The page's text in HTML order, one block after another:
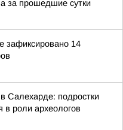
за прошедшие сутки
зафиксировано 14
Салехарде: подростки
в роли археологов